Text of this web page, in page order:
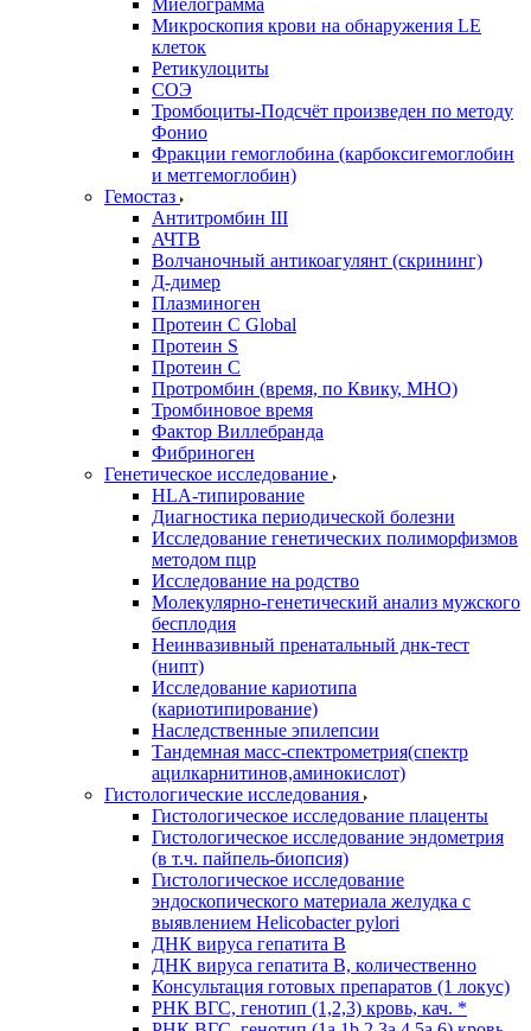
Миелограмма
Микроскопия крови на обнаружения LE
клеток
Ретикулоциты
СОЭ
Тромбоциты-Подсчёт произведен по методу
Фонио
Фракции гемоглобина (карбоксигемоглобин
и метгемоглобин)
Гемостаз
Антитромбин III
АЧТВ
Волчаночный антикоагулянт (скрининг)
Д-димер
Плазминоген
Протеин C Global
Протеин S
Протеин С
Протромбин (время, по Квику, МНО)
Тромбиновое время
Фактор Виллебранда
Фибриноген
Генетическое исследование
HLA-типирование
Диагностика периодической болезни
Исследование генетических полиморфизмов
методом пцр
Исследование на родство
Молекулярно-генетический анализ мужского
бесплодия
Неинвазивный пренатальный днк-тест
(нипт)
Исследование кариотипа
(кариотипирование)
Наследственные эпилепсии
Тандемная масс-спектрометрия(спектр
ацилкарнитинов,аминокислот)
Гистологические исследования
Гистологическое исследование плаценты
Гистологическое исследование эндометрия
(в т.ч. пайпель-биопсия)
Гистологическое исследование
эндоскопического материала желудка с
выявлением Helicobacter pylori
ДНК вируса гепатита B
ДНК вируса гепатита B, количественно
Консультация готовых препаратов (1 локус)
РНК ВГC, генотип (1,2,3) кровь, кач. *